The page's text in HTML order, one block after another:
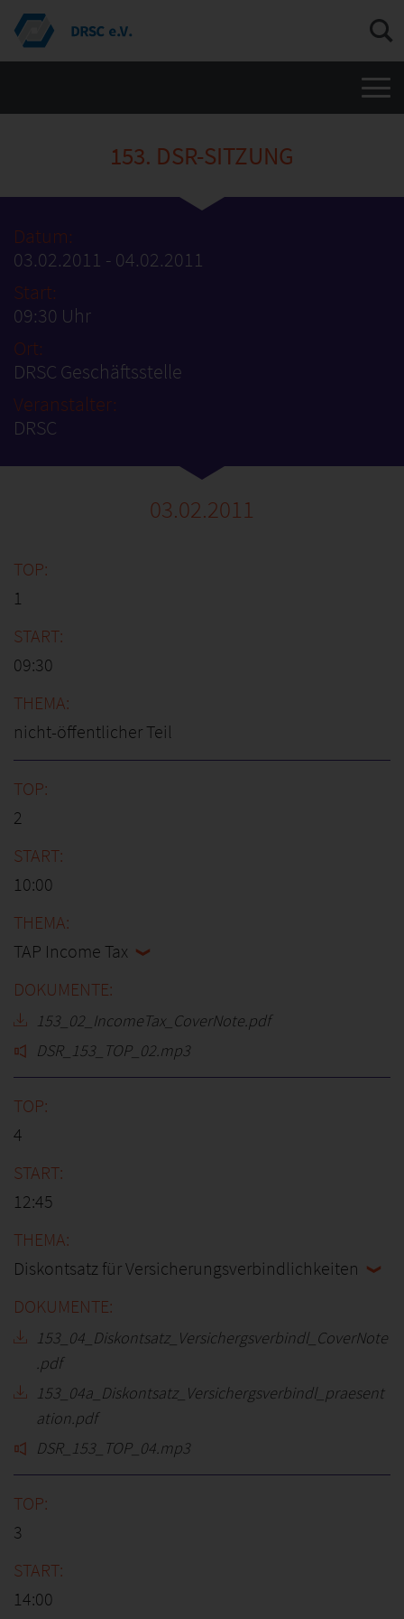
153. DSR-SITZUNG
Datum:
03.02.2011 - 04.02.2011
Start:
09:30 Uhr
Ort:
DRSC Geschäftsstelle
Veranstalter:
DRSC
03.02.2011
1
09:30
nicht-öffentlicher Teil
2
10:00
TAP Income Tax
153_02_IncomeTax_CoverNote.pdf
DSR_153_TOP_02.mp3
4
12:45
Diskontsatz für Versicherungsverbindlichkeiten
153_04_Diskontsatz_Versichergsverbindl_CoverNote
.pdf
153_04a_Diskontsatz_Versichergsverbindl_praesent
ation.pdf
DSR_153_TOP_04.mp3
3
14:00